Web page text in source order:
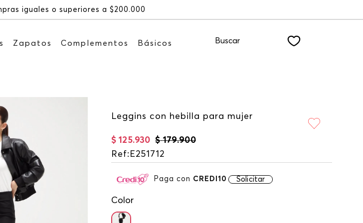
iguales o superiores a $200.000
Zapatos Complementos Básicos Buscar
Leggins con hebilla para mujer
$ 179.900
$ 125.930
Ref: E251712
Paga con CREDI10 Solicitar
Color